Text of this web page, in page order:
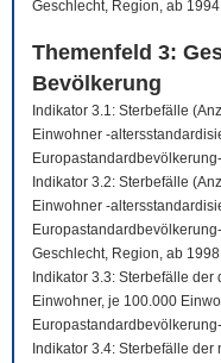
Geschlecht, Region, ab 1994
Themenfeld 3:
Bevölkerung
Indikator 3.1: Sterbefälle
Einwohner -
Indikator 3.2: Sterbefälle
Einwohner -
Geschlecht, Region, ab 1998
Indikator 3.3: Sterbefälle
Einwohner, je 100.000
Indikator 3.4: Sterbefälle